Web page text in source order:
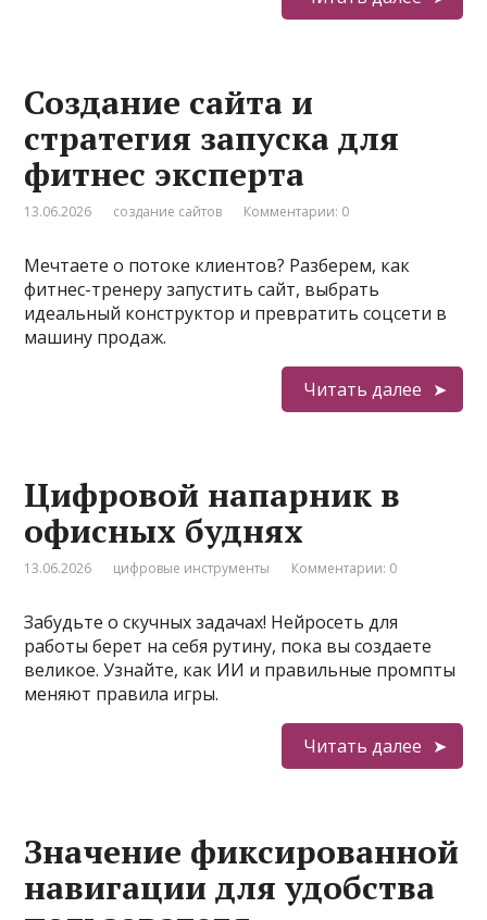
Создание сайта и
стратегия запуска для
фитнес эксперта
13.06.2026 создание сайтов Комментарии: 0
Мечтаете о потоке клиентов? Разберем, как
фитнес-тренеру запустить сайт, выбрать
идеальный конструктор и превратить соцсети в
машину продаж.
Читать далее
Цифровой напарник в
офисных буднях
13.06.2026 цифровые инструменты Комментарии: 0
Забудьте о скучных задачах! Нейросеть для
работы берет на себя рутину, пока вы создаете
великое. Узнайте, как ИИ и правильные промпты
меняют правила игры.
Читать далее
Значение фиксированной
навигации для удобства